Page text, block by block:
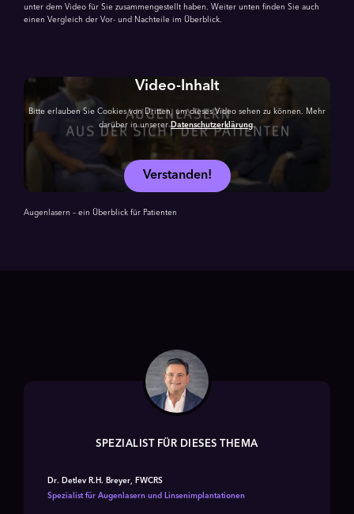
unter dem Video für Sie zusammengestellt haben. Weiter unten finden Sie auch
einen Vergleich der Vor- und Nachteile im Überblick.
Video-Inhalt
Bitte erlauben Sie Cookies von Dritten, um dieses Video sehen zu können. Mehr
darüber in unsererDatenschutzerklärung.
Verstanden!
Augenlasern – ein Überblick für Patienten
SPEZIALIST FÜR DIESES THEMA
Dr. Detlev R.H. Breyer, FWCRS
Spezialist für Augenlasern und Linsenimplantationen